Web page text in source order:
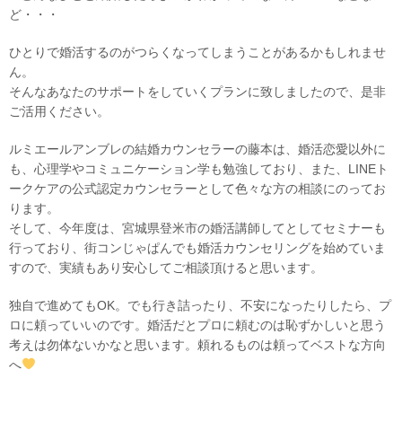
ど・・・
ひとりで婚活するのがつらくなってしまうことがあるかもしれませ
ん。
そんなあなたのサポートをしていくプランに致しましたので、是非
ご活用ください。
ルミエールアンブレの結婚カウンセラーの藤本は、婚活恋愛以外に
も、心理学やコミュニケーション学も勉強しており、また、LINEト
ークケアの公式認定カウンセラーとして色々な方の相談にのってお
ります。
そして、今年度は、宮城県登米市の婚活講師してとしてセミナーも
行っており、街コンじゃぱんでも婚活カウンセリングを始めていま
すので、実績もあり安心してご相談頂けると思います。
独自で進めてもOK。でも行き詰ったり、不安になったりしたら、プ
ロに頼っていいのです。婚活だとプロに頼むのは恥ずかしいと思う
考えは勿体ないかなと思います。頼れるものは頼ってベストな方向
へ